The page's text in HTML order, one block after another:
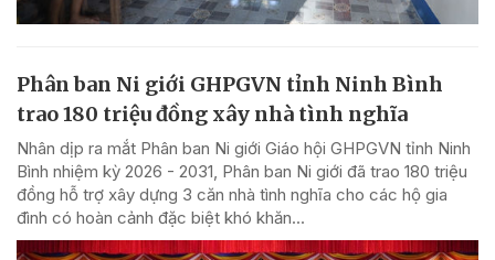
Phân ban Ni giới GHPGVN tỉnh Ninh Bình
trao 180 triệu đồng xây nhà tình nghĩa
Nhân dịp ra mắt Phân ban Ni giới Giáo hội GHPGVN tỉnh Ninh
Bình nhiệm kỳ 2026 - 2031, Phân ban Ni giới đã trao 180 triệu
đồng hỗ trợ xây dựng 3 căn nhà tình nghĩa cho các hộ gia
đình có hoàn cảnh đặc biệt khó khăn...